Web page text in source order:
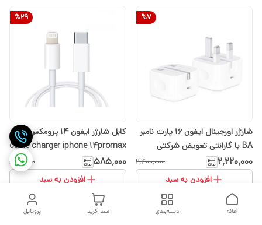
%7
شارژر اورجینال ایفون 16 پارت نامبر
BA با گارانتی تعویض شرکتی
(ارسال رایگان با انتخاب گزینه
تیپاکس)
۲٬۲۲۰٬۰۰۰ ۲٬۴۰۰٬۰۰۰
افزودن به سبد
%29
کابل شارژر ایفون 14 پرومکس
cable charger iphone 14promax
۵۸۵٬۰۰۰ ۸۲۵٬۰۰۰
افزودن به سبد
35
3پروفایل سبد خرید دسته‌بندی خانه